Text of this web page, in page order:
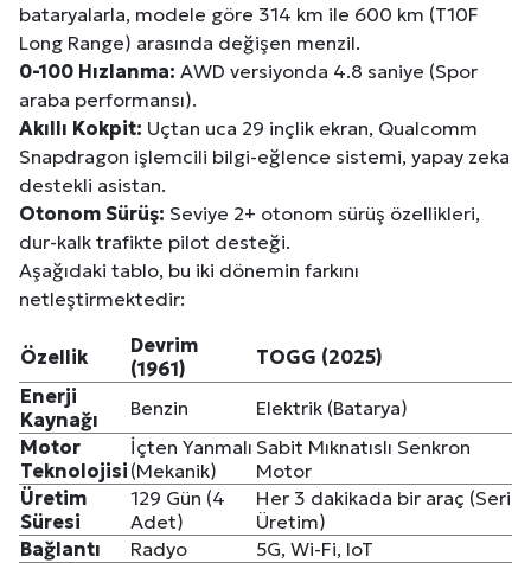
bataryalarla, modele göre 314 km ile 600 km (T10F
Long Range) arasında değişen menzil.
0-100 Hızlanma: AWD versiyonda 4.8 saniye (Spor
araba performansı).
Akıllı Kokpit: Uçtan uca 29 inçlik ekran, Qualcomm
Snapdragon işlemcili bilgi-eğlence sistemi, yapay zeka
destekli asistan.
Otonom Sürüş: Seviye 2+ otonom sürüş özellikleri,
dur-kalk trafikte pilot desteği.
Aşağıdaki tablo, bu iki dönemin farkını
netleştirmektedir:
Özellik
Devrim
(1961)
TOGG (2025)
Enerji
Kaynağı
Benzin
Elektrik (Batarya)
Motor
Teknolojisi
İçten Yanmalı
(Mekanik)
Sabit Mıknatıslı Senkron
Motor
Üretim
Süresi
129 Gün (4
Adet)
Her 3 dakikada bir araç (Seri
Üretim)
Bağlantı
Radyo
5G, Wi-Fi, IoT
Kuzu Fileto Seçimi ve Pişirme Önerileri: Yumuşak
Dar Tavanlı Alanlar İçin Oval Hava Kanalı Avantajları